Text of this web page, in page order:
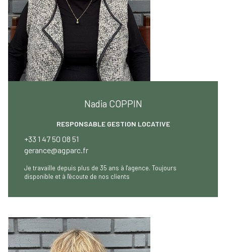
Nadia COPPIN
RESPONSABLE GESTION LOCATIVE
+33 1 47 50 08 51
gerance@agparc.fr
Je travaille depuis plus de 35 ans à l'agence. Toujours
disponible et à l'écoute de nos clients